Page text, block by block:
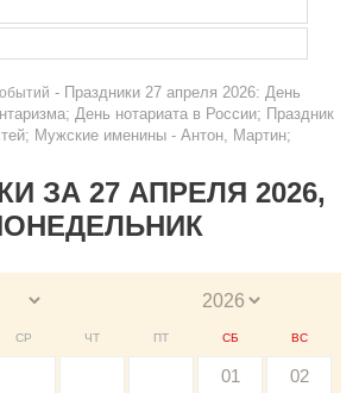
- Праздники 27 апреля 2026: День
День нотариата в России; Праздник
Мужские именины - Антон, Мартин;
ЗА 27 АПРЕЛЯ 2026,
СР ЧТ ПТ СБ ВС
01 02